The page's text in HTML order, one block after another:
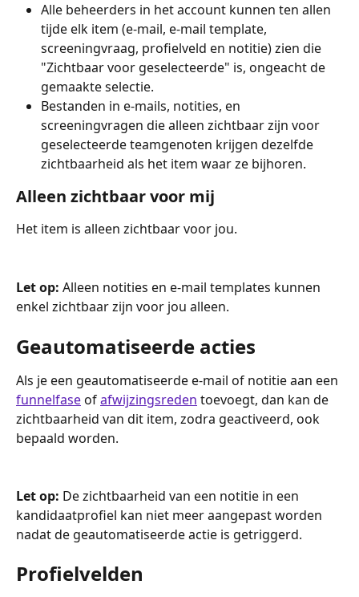
Alle beheerders in het account kunnen ten allen
tijde elk item (e-mail, e-mail template,
screeningvraag, profielveld en notitie) zien die
"Zichtbaar voor geselecteerde" is, ongeacht de
gemaakte selectie.
Bestanden in e-mails, notities, en
screeningvragen die alleen zichtbaar zijn voor
geselecteerde teamgenoten krijgen dezelfde
zichtbaarheid als het item waar ze bijhoren.
Alleen zichtbaar voor mij
Het item is alleen zichtbaar voor jou.
Let op: Alleen notities en e-mail templates kunnen
enkel zichtbaar zijn voor jou alleen.
Geautomatiseerde acties
Als je een geautomatiseerde e-mail of notitie aan een
funnelfase of afwijzingsreden toevoegt, dan kan de
zichtbaarheid van dit item, zodra geactiveerd, ook
bepaald worden.
Let op: De zichtbaarheid van een notitie in een
kandidaatprofiel kan niet meer aangepast worden
nadat de geautomatiseerde actie is getriggerd.
Profielvelden